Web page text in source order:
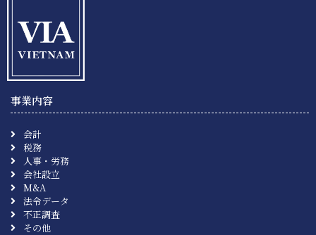
事業内容
会計
税務
人事・労務
会社設立
M&A
法令データ
不正調査
その他